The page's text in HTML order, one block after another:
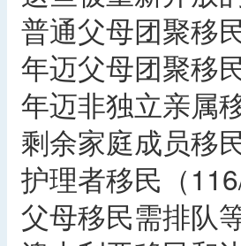
普通父母团聚移
年迈父母团聚移
年迈非独立亲属
剩余家庭成员移
护理者移民（
父母移民需排队